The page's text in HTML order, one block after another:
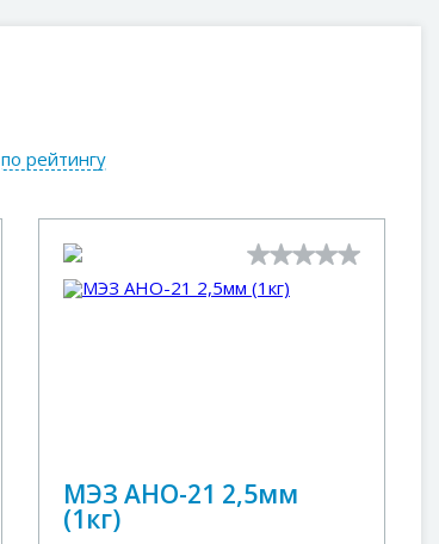
по рейтингу
МЭЗ АНО-21 2,5мм
(1кг)